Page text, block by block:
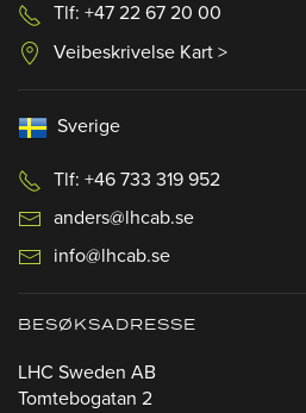
Tlf: +47 22 67 20 00
Veibeskrivelse Kart >
Sverige
Tlf: +46 733 319 952
anders@lhcab.se
info@lhcab.se
BESØKSADRESSE
LHC Sweden AB
Tomtebogatan 2